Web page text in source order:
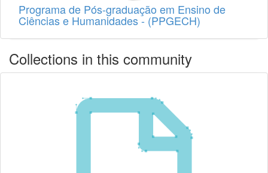
Programa de Pós-graduação em Ensino de
Ciências e Humanidades - (PPGECH)
Collections in this community